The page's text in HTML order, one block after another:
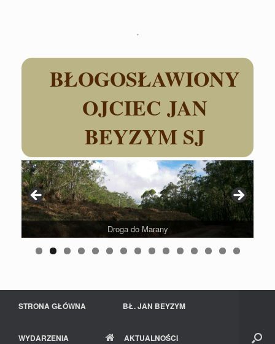
BŁOGOSŁAWIONY
OJCIEC JAN
BEYZYM SJ
Droga do Marany
STRONA GŁÓWNA BŁ. JAN BEYZYM
WYDARZENIA AKTUALNOŚCI